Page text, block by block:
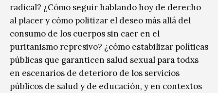
radical? ¿Cómo seguir hablando hoy de derecho
al placer y cómo politizar el deseo más allá del
consumo de los cuerpos sin caer en el
puritanismo represivo? ¿cómo estabilizar políticas
públicas que garanticen salud sexual para todxs
en escenarios de deterioro de los servicios
públicos de salud y de educación, y en contextos